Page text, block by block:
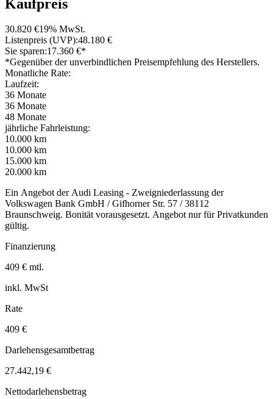
Kaufpreis
30.820 €19% MwSt.
Listenpreis (UVP):48.180 €
Sie sparen:17.360 €*
*Gegenüber der unverbindlichen Preisempfehlung des Herstellers.
Monatliche Rate:
Laufzeit:
36 Monate
36 Monate
48 Monate
jährliche Fahrleistung:
10.000 km
10.000 km
15.000 km
20.000 km
Ein Angebot der Audi Leasing - Zweigniederlassung der
Volkswagen Bank GmbH / Gifhorner Str. 57 / 38112
Braunschweig. Bonität vorausgesetzt. Angebot nur für Privatkunden
gültig.
Finanzierung
409 € mtl.
inkl. MwSt
Rate
409 €
Darlehensgesamtbetrag
27.442,19 €
Nettodarlehensbetrag